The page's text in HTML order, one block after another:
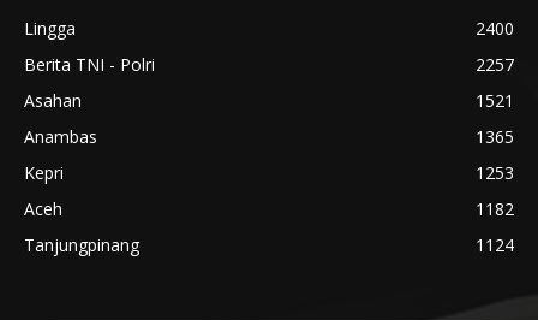
Lingga
2400
Berita TNI - Polri
2257
Asahan
1521
Anambas
1365
Kepri
1253
Aceh
1182
Tanjungpinang
1124